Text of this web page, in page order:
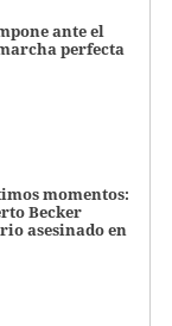
ante el
perfecta
momentos:
Becker
asesinado en